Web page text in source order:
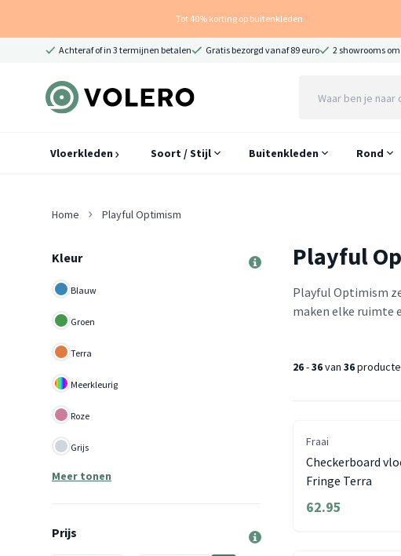
Tot 40% korting op buitenkleden
Achteraf of in 3 termijnen betalen Gratis bezorgd vanaf 89 euro 2 showrooms
Vloerkleden Soort / Stijl Buitenkleden Rond
Home Playful Optimism
Kleur
Blauw
Groen
Terra
Meerkleurig
Roze
Grijs
Meer tonen
Prijs
Playful
Playful Optimism
maken elke ruimte
26-36van 36
Fraai
Checkerboard
Fringe Terra
62.95